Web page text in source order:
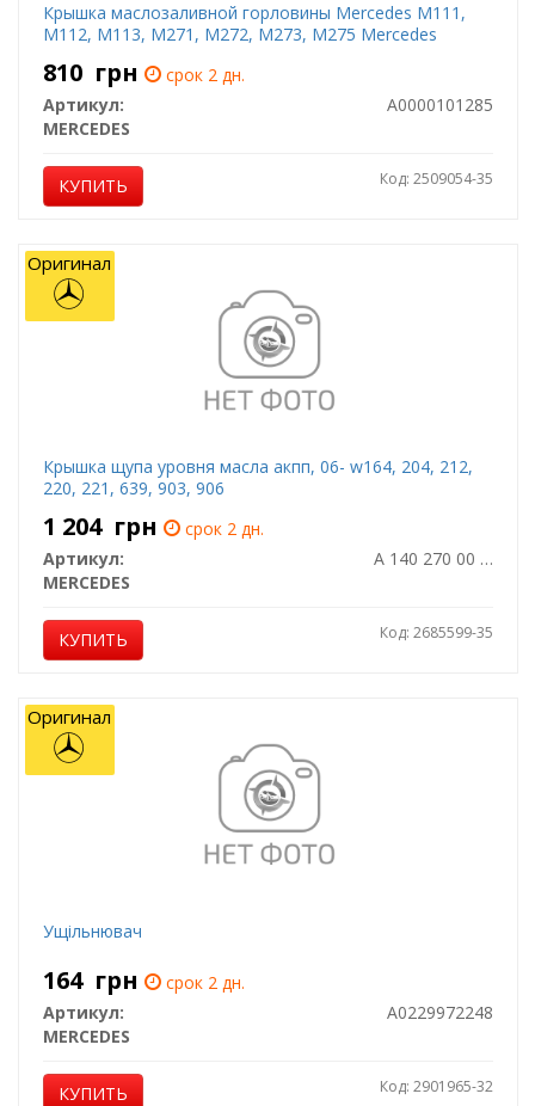
Крышка маслозаливной горловины Mercedes M111,
M112, M113, M271, M272, M273, M275 Mercedes
810 грн
срок 2 дн.
Артикул:
A0000101285
MERCEDES
КУПИТЬ Код: 2509054-35
Крышка щупа уровня масла акпп, 06- w164, 204, 212,
220, 221, 639, 903, 906
1 204 грн
срок 2 дн.
Артикул:
A 140 270 00 91
MERCEDES
КУПИТЬ Код: 2685599-35
Оригинал
Ущільнювач
164 грн
срок 2 дн.
Артикул:
A0229972248
MERCEDES
КУПИТЬ Код: 2901965-32
Оригинал